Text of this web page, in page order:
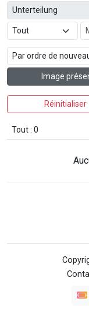
Image
Réinitialiser
Tout : 0